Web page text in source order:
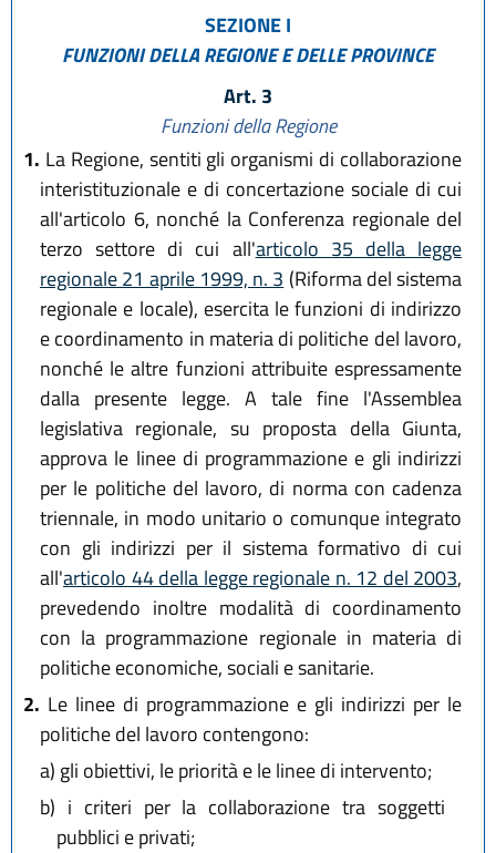
SEZIONE I
FUNZIONI DELLA REGIONE E DELLE PROVINCE
Art. 3
Funzioni della Regione
1. La Regione, sentiti gli organismi di collaborazione
interistituzionale e di concertazione sociale di cui
all'articolo 6, nonché la Conferenza regionale del
terzo settore di cui all'articolo 35 della legge
regionale 21 aprile 1999, n. 3 (Riforma del sistema
regionale e locale), esercita le funzioni di indirizzo
e coordinamento in materia di politiche del lavoro,
nonché le altre funzioni attribuite espressamente
dalla presente legge. A tale fine l'Assemblea
legislativa regionale, su proposta della Giunta,
approva le linee di programmazione e gli indirizzi
per le politiche del lavoro, di norma con cadenza
triennale, in modo unitario o comunque integrato
con gli indirizzi per il sistema formativo di cui
all'articolo 44 della legge regionale n. 12 del 2003,
prevedendo inoltre modalità di coordinamento
con la programmazione regionale in materia di
politiche economiche, sociali e sanitarie.
2. Le linee di programmazione e gli indirizzi per le
politiche del lavoro contengono:
a) gli obiettivi, le priorità e le linee di intervento;
b) i criteri per la collaborazione tra soggetti
pubblici e privati;